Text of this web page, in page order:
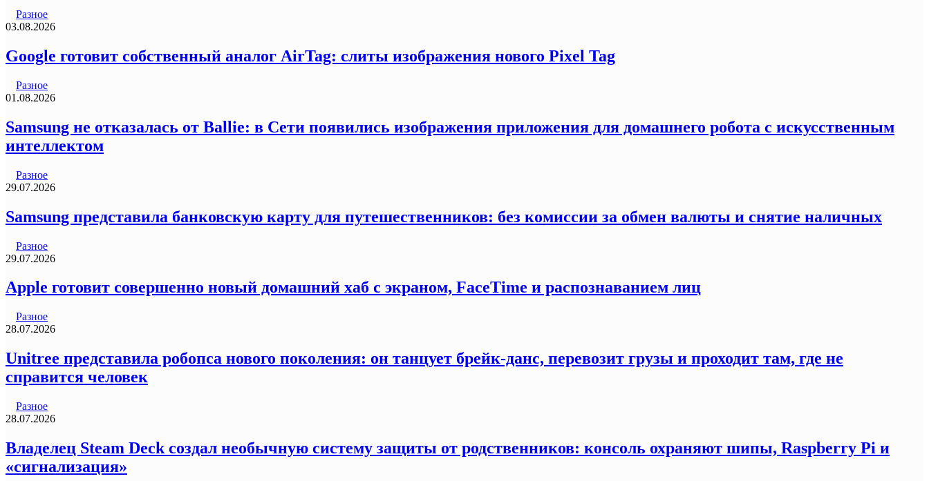
Разное
03.08.2026
Google готовит собственный аналог AirTag: слиты изображения нового Pixel Tag
Разное
01.08.2026
Samsung не отказалась от Ballie: в Сети появились изображения приложения для домашнего робота с искусственным
интеллектом
Разное
29.07.2026
Samsung представила банковскую карту для путешественников: без комиссии за обмен валюты и снятие наличных
Разное
29.07.2026
Apple готовит совершенно новый домашний хаб с экраном, FaceTime и распознаванием лиц
Разное
28.07.2026
Unitree представила робопса нового поколения: он танцует брейк-данс, перевозит грузы и проходит там, где не
справится человек
Разное
28.07.2026
Владелец Steam Deck создал необычную систему защиты от родственников: консоль охраняют шипы, Raspberry Pi и
«сигнализация»